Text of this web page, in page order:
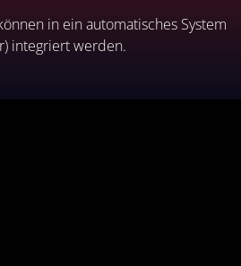
in ein automatisches System
integriert werden.